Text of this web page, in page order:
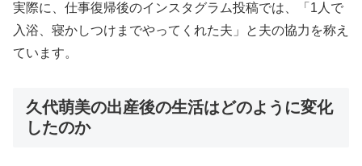
実際に、仕事復帰後のインスタグラム投稿では、「1人で
入浴、寝かしつけまでやってくれた夫」と夫の協力を称え
ています。
久代萌美の出産後の生活はどのように変化
したのか